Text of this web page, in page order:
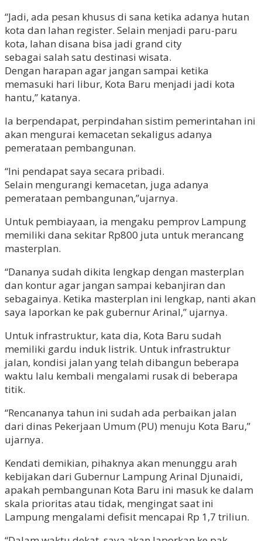
“Jadi, ada pesan khusus di sana ketika adanya hutan
kota dan lahan register. Selain menjadi paru-paru
kota, lahan disana bisa jadi grand city
sebagai salah satu destinasi wisata.
Dengan harapan agar jangan sampai ketika
memasuki hari libur, Kota Baru menjadi jadi kota
hantu,” katanya.
Ia berpendapat, perpindahan sistim pemerintahan ini
akan mengurai kemacetan sekaligus adanya
pemerataan pembangunan.
“Ini pendapat saya secara pribadi.
Selain mengurangi kemacetan, juga adanya
pemerataan pembangunan,”ujarnya.
Untuk pembiayaan, ia mengaku pemprov Lampung
memiliki dana sekitar Rp800 juta untuk merancang
masterplan.
“Dananya sudah dikita lengkap dengan masterplan
dan kontur agar jangan sampai kebanjiran dan
sebagainya. Ketika masterplan ini lengkap, nanti akan
saya laporkan ke pak gubernur Arinal,” ujarnya.
Untuk infrastruktur, kata dia, Kota Baru sudah
memiliki gardu induk listrik. Untuk infrastruktur
jalan, kondisi jalan yang telah dibangun beberapa
waktu lalu kembali mengalami rusak di beberapa
titik.
“Rencananya tahun ini sudah ada perbaikan jalan
dari dinas Pekerjaan Umum (PU) menuju Kota Baru,”
ujarnya.
Kendati demikian, pihaknya akan menunggu arah
kebijakan dari Gubernur Lampung Arinal Djunaidi,
apakah pembangunan Kota Baru ini masuk ke dalam
skala prioritas atau tidak, mengingat saat ini
Lampung mengalami defisit mencapai Rp 1,7 triliun.